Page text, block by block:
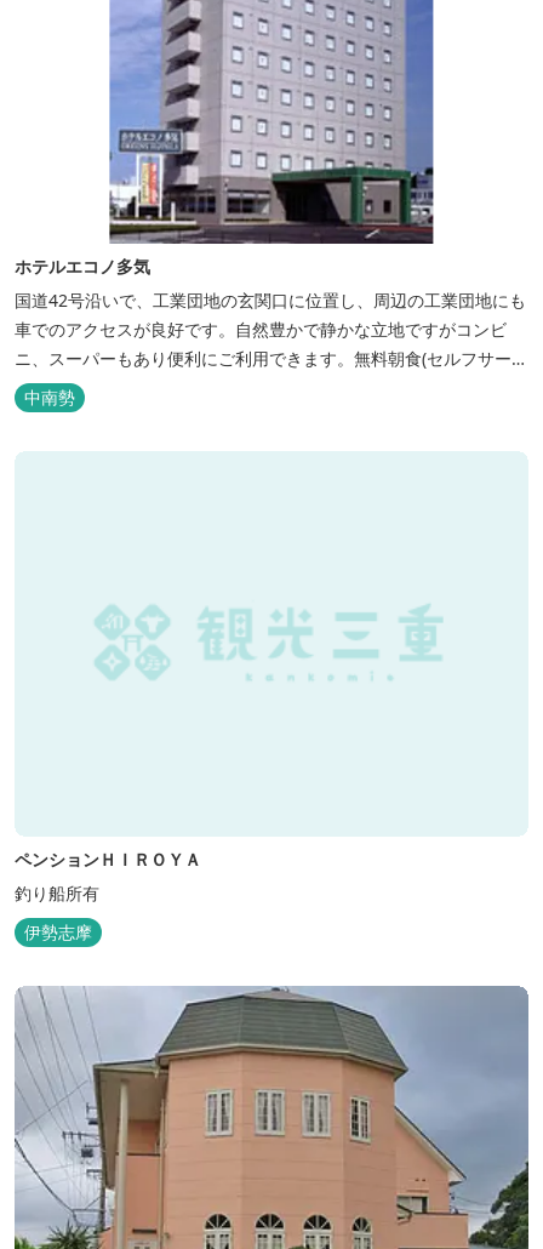
ホテルエコノ多気
国道42号沿いで、工業団地の玄関口に位置し、周辺の工業団地にも
車でのアクセスが良好です。自然豊かで静かな立地ですがコンビ
ニ、スーパーもあり便利にご利用できます。無料朝食(セルフサービ
ス)、大型無料駐車場も完備。
中南勢
ペンションＨＩＲＯＹＡ
釣り船所有
伊勢志摩